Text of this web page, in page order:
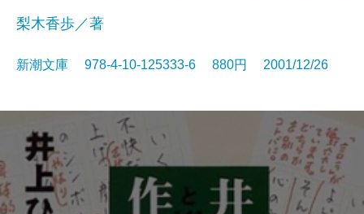
梨木香歩／著
新潮文庫 978-4-10-125333-6 880円 2001/12/26